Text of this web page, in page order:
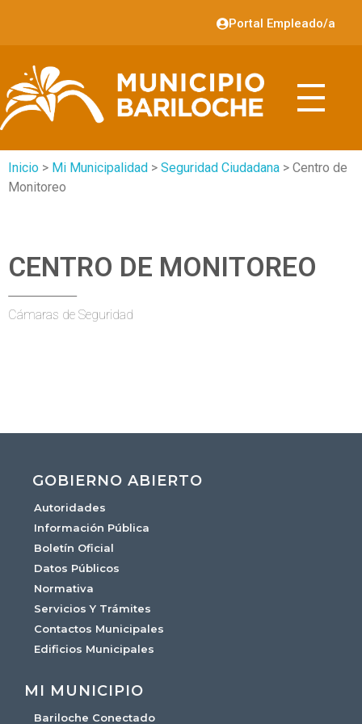
Portal Empleado/a
Inicio > Mi Municipalidad > Seguridad Ciudadana > Centro de
Monitoreo
CENTRO DE MONITOREO
Cámaras de Seguridad
GOBIERNO ABIERTO
Autoridades
Información Pública
Boletín Oficial
Datos Públicos
Normativa
Servicios Y Trámites
Contactos Municipales
Edificios Municipales
MI MUNICIPIO
Bariloche Conectado